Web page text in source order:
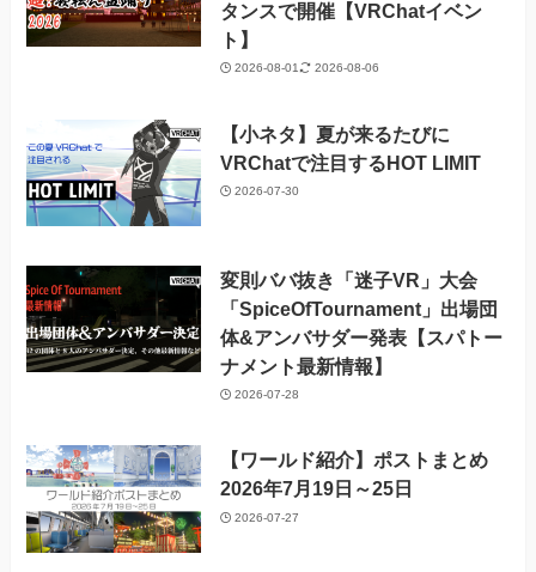
タンスで開催【VRChatイベン
ト】
2026-08-01 2026-08-06
【小ネタ】夏が来るたびに
VRChatで注目するHOT LIMIT
2026-07-30
変則ババ抜き「迷子VR」大会
「SpiceOfTournament」出場団
体&アンバサダー発表【スパトー
ナメント最新情報】
2026-07-28
【ワールド紹介】ポストまとめ
2026年7月19日～25日
2026-07-27